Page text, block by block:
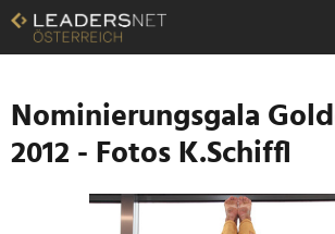
Zum
Inhalt
Zur
Navigation
Zur
Hauptnavigation
Nominierungsgala
2012 - Fotos K.Schiffl